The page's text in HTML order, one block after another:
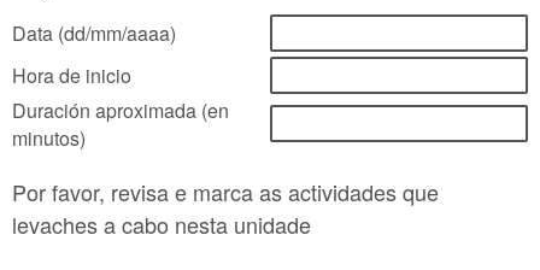
Data (dd/mm/aaaa)
Hora de inicio
Duración aproximada (en
minutos)
Por favor, revisa e marca as actividades que
levaches a cabo nesta unidade